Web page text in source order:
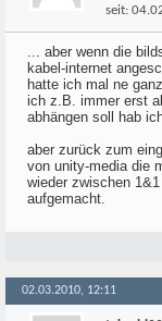
seit:
... aber wenn die
kabel-internet
hatte ich mal ne
ich z.B. immer erst
abhängen soll hab
aber zurück zum
von unity-media die
wieder zwischen
aufgemacht.
02.03.2010, 12:11